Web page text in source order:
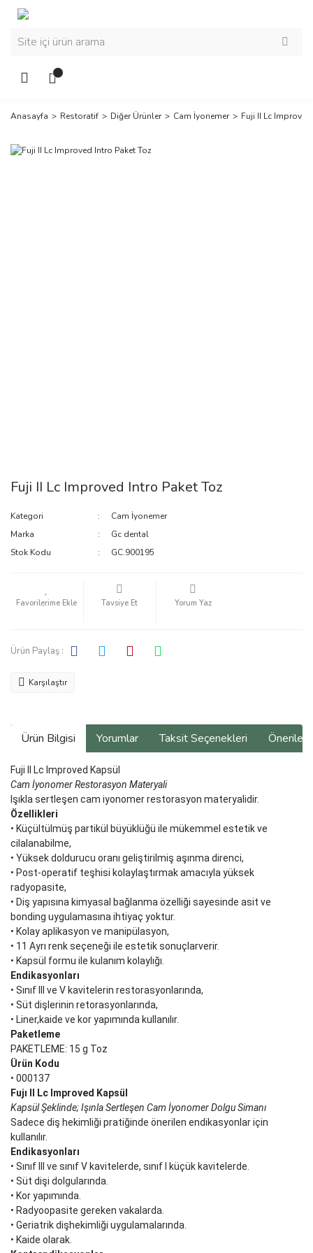
Anasayfa Restoratif Diğer Ürünler Cam İyonemer Fuji II Lc
Fuji II Lc Improved Intro Paket Toz
Kategori
Cam İyonemer
Marka
Gc dental
Stok Kodu
GC.900195
Tavsiye Et Yorum Yaz
Ürün Paylaş :
Karşılaştır
Ürün Bilgisi Yorumlar Taksit Seçenekleri
Fuji II Lc Improved Kapsül
Cam İyonomer Restorasyon Materyali
Işıkla sertleşen cam iyonomer restorasyon materyalidir.
Özellikleri
• Küçültülmüş partikül büyüklüğü ile mükemmel estetik ve
cilalanabilme,
• Yüksek doldurucu oranı geliştirilmiş aşınma direnci,
• Post-operatif teşhisi kolaylaştırmak amacıyla yüksek
radyopasite,
• Diş yapısına kimyasal bağlanma özelliği sayesinde asit ve
bonding uygulamasına ihtiyaç yoktur.
• Kolay aplikasyon ve manipülasyon,
• 11 Ayrı renk seçeneği ile estetik sonuçlarverir.
• Kapsül formu ile kulanım kolaylığı.
Endikasyonları
• Sınıf III ve V kavitelerin restorasyonlarında,
• Süt dişlerinin retorasyonlarında,
• Liner,kaide ve kor yapımında kullanılır.
Paketleme
PAKETLEME: 15 g Toz
Ürün Kodu
• 000137
Fujı II Lc Improved Kapsül
Kapsül Şeklinde; Işınla Sertleşen Cam İyonomer Dolgu Simanı
Sadece diş hekimliği pratiğinde önerilen endikasyonlar için
kullanılır.
Endikasyonları
• Sınıf III ve sınıf V kavitelerde, sınıf I küçük kavitelerde.
• Süt dişi dolgularında.
• Kor yapımında.
• Radyoopasite gereken vakalarda.
• Geriatrik dişhekimliği uygulamalarında.
• Kaide olarak.